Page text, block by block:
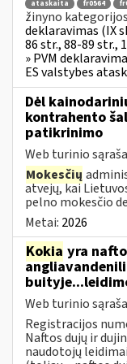
ataskaita fr0564
žinyno
deklaravimas (IX
86 str., 88-89 str.,
» PVM
ES valstybes
Dėl
kontrahento
patikrinimo
Web turinio
Mokesčių
atvejų, kai
pelno mokesčio
Metai: 2026
Kokia yra
Web turinio
Registracijos
Naftos dujų ir
naudotojų